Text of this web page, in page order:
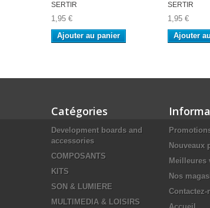
SERTIR
1,95 €
Ajouter au panier
SERTIR
1,95 €
Ajouter
Catégories
Development boards and
accessories
COMPOSANTS
KITS
SON & LUMIERE
MULTIMEDIA & LOISIRS
Nouveaux
Meilleures
Nos
Contactez-